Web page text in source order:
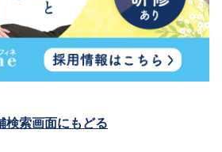
検索画面にもどる